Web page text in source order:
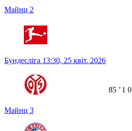
Майнц 2
Бундесліга 13:30, 25 квіт. 2026
Майнц 3
85 ʼ 1 0